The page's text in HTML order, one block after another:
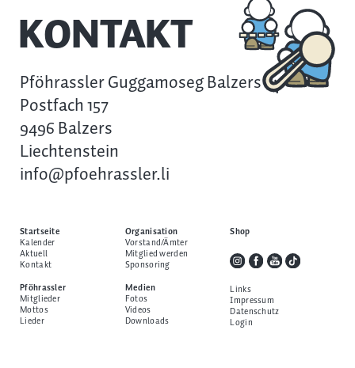
KONTAKT
Pföhrassler Guggamoseg Balzers
Postfach 157
9496 Balzers
Liechtenstein
info@pfoehrassler.li
Startseite
Kalender
Aktuell
Kontakt
Pföhrassler
Mitglieder
Mottos
Lieder
Organisation
Vorstand/Ämter
Mitglied werden
Sponsoring
Medien
Fotos
Videos
Downloads
Shop
Links
Impressum
Datenschutz
Login